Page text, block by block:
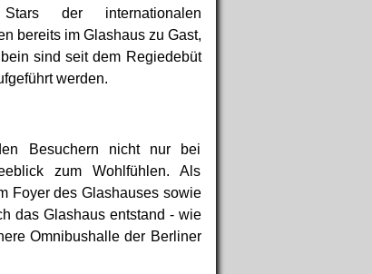
der internationalen
bereits im Glashaus zu Gast,
sind seit dem Regiedebüt
werden.
Besuchern nicht nur bei
zum Wohlfühlen. Als
Foyer des Glashauses sowie
das Glashaus entstand - wie
Omnibushalle der Berliner